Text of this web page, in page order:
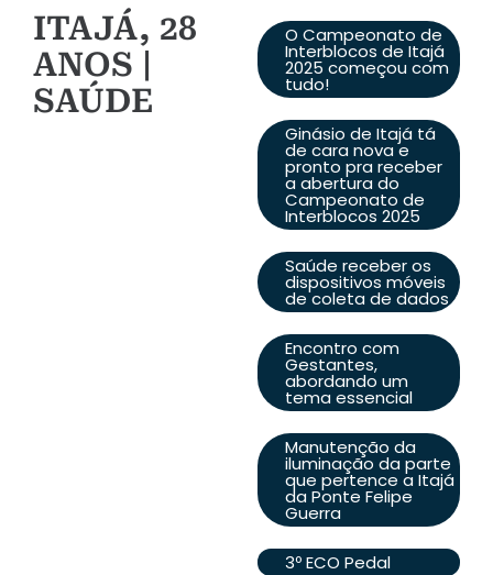
ITAJÁ, 28
ANOS |
SAÚDE
O Campeonato de
Interblocos de Itajá
2025 começou com
tudo!
Ginásio de Itajá tá
de cara nova e
pronto pra receber
a abertura do
Campeonato de
Interblocos 2025
Saúde receber os
dispositivos móveis
de coleta de dados
Encontro com
Gestantes,
abordando um
tema essencial
Manutenção da
iluminação da parte
que pertence a Itajá
da Ponte Felipe
Guerra
3º ECO Pedal